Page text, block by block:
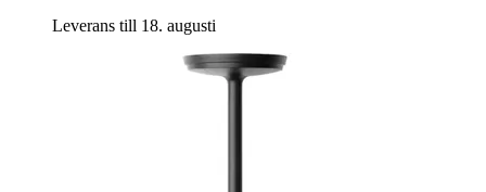
Leverans till 18. augusti